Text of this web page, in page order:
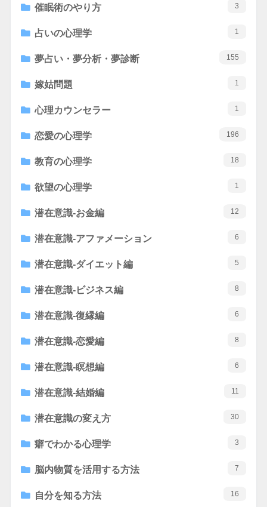
催眠術のやり方 3
占いの心理学 1
夢占い・夢分析・夢診断 155
嫁姑問題 1
心理カウンセラー 1
恋愛の心理学 196
教育の心理学 18
欲望の心理学 1
潜在意識-お金編 12
潜在意識-アファメーション 6
潜在意識-ダイエット編 5
潜在意識-ビジネス編 8
潜在意識-復縁編 6
潜在意識-恋愛編 8
潜在意識-瞑想編 6
潜在意識-結婚編 11
潜在意識の変え方 30
癖でわかる心理学 3
脳内物質を活用する方法 7
自分を知る方法 16